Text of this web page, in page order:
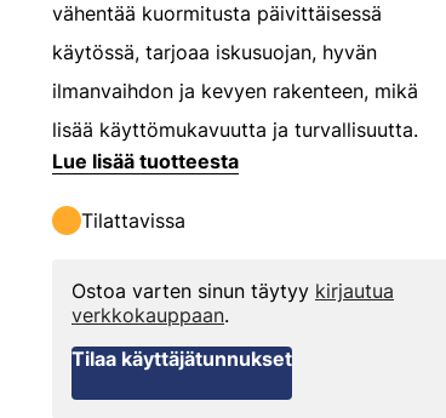
vähentää kuormitusta päivittäisessä
käytössä, tarjoaa iskusuojan, hyvän
ilmanvaihdon ja kevyen rakenteen, mikä
lisää käyttömukavuutta ja turvallisuutta.
Lue lisää tuotteesta
Tilattavissa
Ostoa varten sinun täytyy kirjautua
verkkokauppaan.
Tilaa käyttäjätunnukset